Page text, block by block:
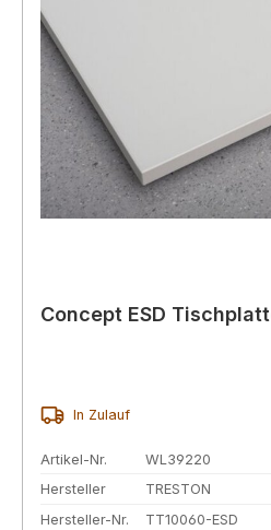
Concept ESD
In Zulauf
Artikel-Nr.
WL39220
Hersteller
TRESTON
Hersteller-Nr.
TT10060-ESD